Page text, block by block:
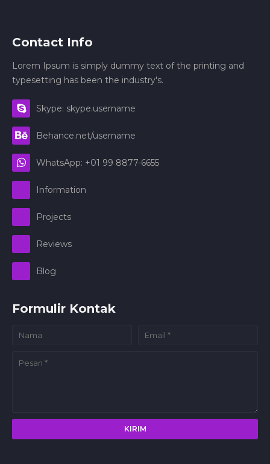
Contact Info
Lorem Ipsum is simply dummy text of the printing and
typesetting has been the industry's.
Skype: skype.username
Behance.net/username
WhatsApp: +01 99 8877-6655
Information
Projects
Reviews
Blog
Formulir Kontak